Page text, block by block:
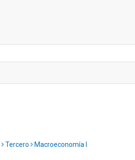
Tercero Macroeconomía I